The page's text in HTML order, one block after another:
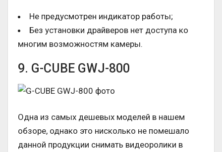
Не предусмотрен индикатор работы;
Без установки драйверов нет доступа ко
многим возможностям камеры.
9. G-CUBE GWJ-800
Одна из самых дешевых моделей в нашем
обзоре, однако это нисколько не помешало
данной продукции снимать видеоролики в